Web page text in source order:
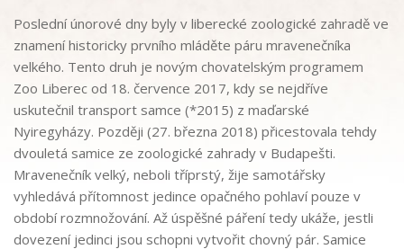
Poslední únorové dny byly v liberecké zoologické zahradě ve
znamení historicky prvního mláděte páru mravenečníka
velkého. Tento druh je novým chovatelským programem
Zoo Liberec od 18. července 2017, kdy se nejdříve
uskutečnil transport samce (*2015) z maďarské
Nyiregyházy. Později (27. března 2018) přicestovala tehdy
dvouletá samice ze zoologické zahrady v Budapešti.
Mravenečník velký, neboli tříprstý, žije samotářsky
vyhledává přítomnost jedince opačného pohlaví pouze v
období rozmnožování. Až úspěšné páření tedy ukáže, jestli
dovezení jedinci jsou schopni vytvořit chovný pár. Samice